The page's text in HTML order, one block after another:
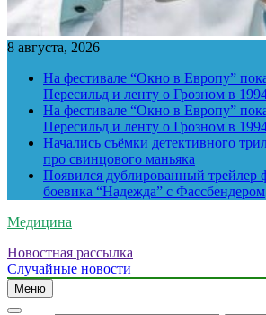
8 августа, 2026
На фестивале “Окно в Европу”
Пересильд и ленту о Грозном в
На фестивале “Окно в Европу”
Пересильд и ленту о Грозном в
Начались съёмки детективного
про свинцового маньяка
Появился дублированный трейлер
боевика “Надежда” с Фассбендером
Медицина
Новостная рассылка
Случайные новости
Меню